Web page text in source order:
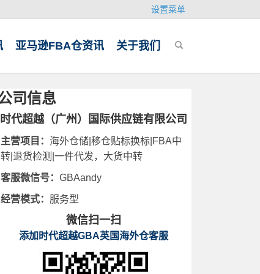
设置菜单
亚马逊FBA仓资讯 关于我们
司信息
时代超越（广州）国际供应链有限公司
主营项目： 海外仓储|移仓贴标换标|FBA中
转|退货检测|一件代发，大货中转
客服微信号： GBAandy
经营模式： 服务型
微信扫一扫
添加时代超越GBA英国海外仓客服